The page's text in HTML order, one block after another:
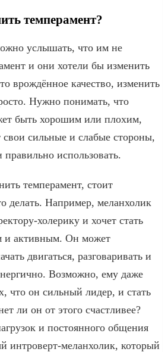
темперамент?
услышать, что им не
и они хотели бы изменить
врождённое качество, изменить
Нужно понимать, что
быть хорошим или плохим,
сильные и слабые стороны,
использовать.
темперамент, стоит
делать. Например, меланхолик
холерику и хочет стать
и активным. Он может
двигаться, разговаривать и
Возможно, ему даже
что он сильный лидер, и стать
ли он от этого счастливее?
и постоянного общения
интроверт-меланхолик, который